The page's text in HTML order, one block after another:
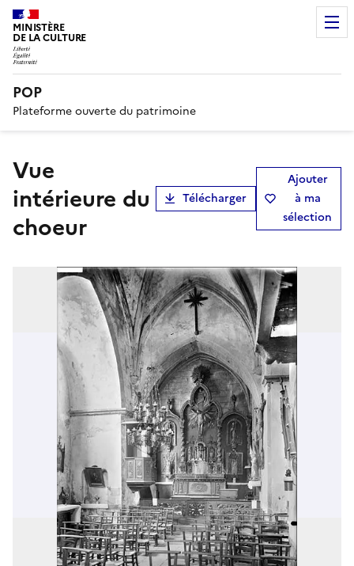
MINISTÈRE
DE LA CULTURE
POP
Plateforme ouverte du patrimoine
Vue
intérieure du
choeur
Télécharger
Ajouter
à ma
sélection